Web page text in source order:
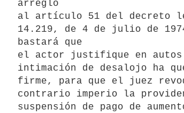
arreglo
al artículo 51 del decreto
14.219, de 4 de julio de
bastará que
el actor justifique en autos
intimación de desalojo ha
firme, para que el juez
contrario imperio la
suspensión de pago de